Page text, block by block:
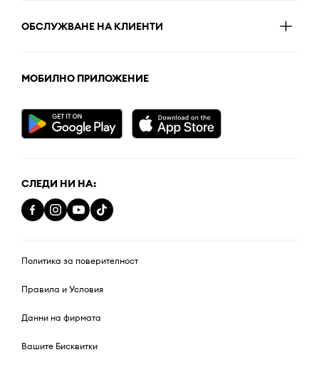
ОБСЛУЖВАНЕ НА КЛИЕНТИ
МОБИЛНО ПРИЛОЖЕНИЕ
СЛЕДИ НИ НА:
Политика за поверителност
Правила и Условия
Данни на фирмата
Вашите Бисквитки